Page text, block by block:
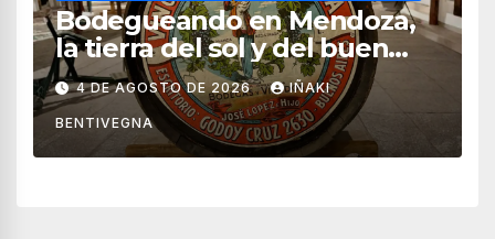
Bodegueando en Mendoza,
la tierra del sol y del buen
vino
4 DE AGOSTO DE 2026 IÑAKI
BENTIVEGNA